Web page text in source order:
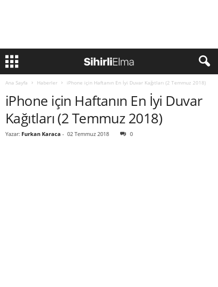
Ana Sayfa Haberler iPhone için Haftanın En İyi Duvar Kağıtları (2 Temmuz 2018)
iPhone için Haftanın En İyi Duvar
Kağıtları (2 Temmuz 2018)
Yazar: Furkan Karaca - 02 Temmuz 2018 0